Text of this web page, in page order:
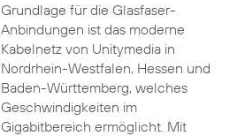
Grundlage für die Glasfaser-
Anbindungen ist das moderne
Kabelnetz von Unitymedia in
Nordrhein-Westfalen, Hessen und
Baden-Württemberg, welches
Geschwindigkeiten im
Gigabitbereich ermöglicht. Mit